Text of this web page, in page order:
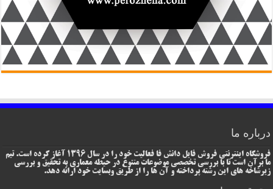
درباره ما
فروشگاه اینترنتی فروش فایل دانش فا فعالیت خود را در سال 1396 آغاز کرده است. تیم
ما برآن است تا با بررسی تخصصی موضوعات متنوع در حیطه معماری به تحقیق و بررسی
زیرشاخه های این رشته پرداخته و آن ها را از طریق وبسایت خود ارائه دهد.